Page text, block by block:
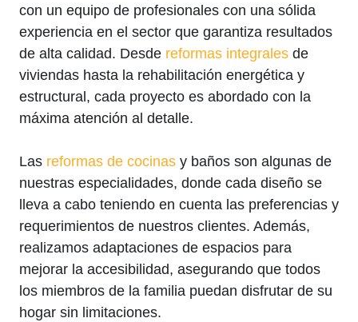
con un equipo de profesionales con una sólida
experiencia en el sector que garantiza resultados
de alta calidad. Desde reformas integrales de
viviendas hasta la rehabilitación energética y
estructural, cada proyecto es abordado con la
máxima atención al detalle.
Las reformas de cocinas y baños son algunas de
nuestras especialidades, donde cada diseño se
lleva a cabo teniendo en cuenta las preferencias y
requerimientos de nuestros clientes. Además,
realizamos adaptaciones de espacios para
mejorar la accesibilidad, asegurando que todos
los miembros de la familia puedan disfrutar de su
hogar sin limitaciones.